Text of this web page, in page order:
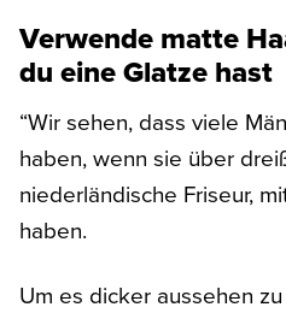
Verwende matte
du eine Glatze hast
“Wir sehen, dass viele
haben, wenn sie über
niederländische Friseur,
haben.
Um es dicker aussehen